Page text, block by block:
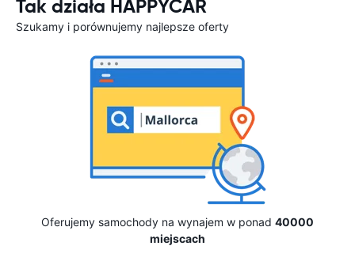
Tak działa HAPPYCAR
Szukamy i porównujemy najlepsze oferty
Oferujemy samochody na wynajem w ponad 40000
miejscach